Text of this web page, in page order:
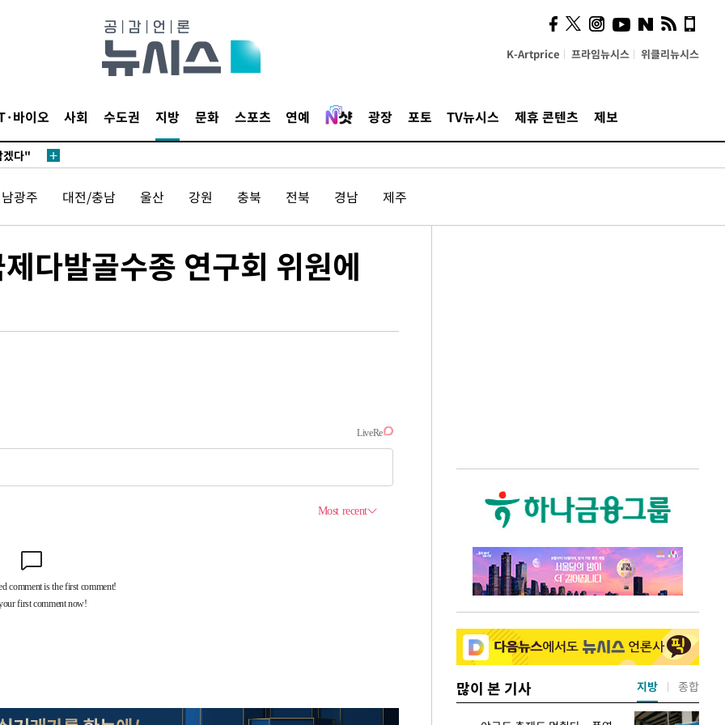
K-Artprice 프라임뉴시스 위클리뉴시스
바이오 사회 수도권 지방 문화 스포츠 연예 광장 포토 TV뉴시스 제휴 콘텐츠 제보
속[다음
려 죄
속[다음
광주 대전/충남 울산 강원 충북 전북 경남 제주
다발골수종 연구회 위원에
많이 본 기사 지방 종합